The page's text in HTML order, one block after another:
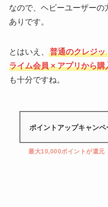
なので、ヘビーユーザーの
ありです。
とはいえ、
普通のクレジ
ライム会員 × アプリから購
も十分ですね。
ポイントアップキャン
最大10,000ポイントが還元